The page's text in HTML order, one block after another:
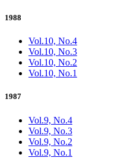
1988
Vol.10, No.4
Vol.10, No.3
Vol.10, No.2
Vol.10, No.1
1987
Vol.9, No.4
Vol.9, No.3
Vol.9, No.2
Vol.9, No.1